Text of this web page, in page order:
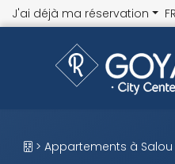
J'ai déjà ma réservation FR
> Appartements à Salou